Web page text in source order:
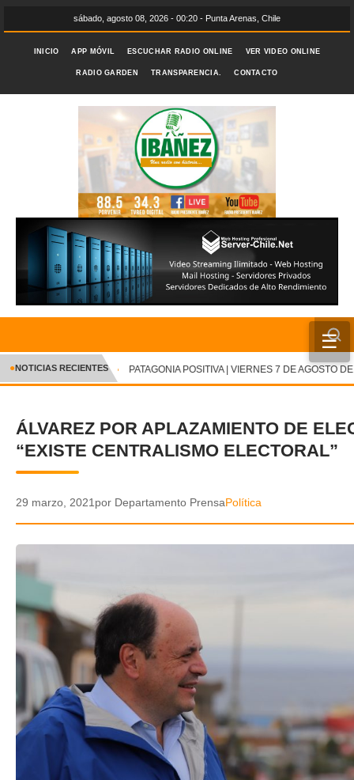
sábado, agosto 08, 2026 - 00:20 - Punta Arenas, Chile
INICIO APP MÓVIL ESCUCHAR RADIO ONLINE VER VIDEO ONLINE
RADIO GARDEN TRANSPARENCIA. CONTACTO
☰
INICIO
CRÓNICA
DEPORTES
POLICIAL
VIDEOS
GALERIA DE FOTOS
APP MÓVIL
TRANSPARENCIA
✕
●NOTICIAS RECIENTES PATAGONIA POSITIVA | VIERNES 7 DE AGOSTO DE
ÁLVAREZ POR APLAZAMIENTO DE
“EXISTE CENTRALISMO ELECTORAL”
29 marzo, 2021por Departamento PrensaPolítica